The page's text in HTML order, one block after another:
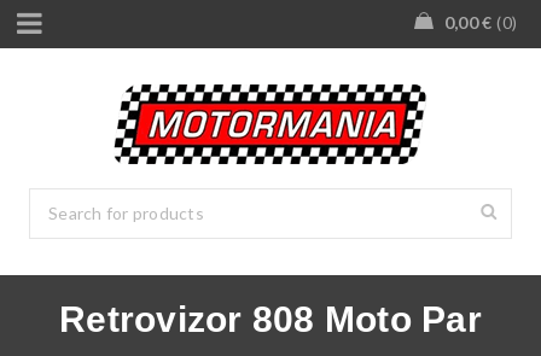
0,00€ 0
Retrovizor 808 Moto Par